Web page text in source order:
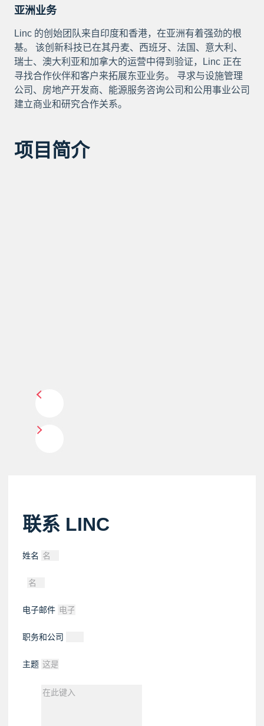
亚洲业务
Linc 的创始团队来自印度和香港，在亚洲有着强劲的根
基。 该创新科技已在其丹麦、西班牙、法国、意大利、
瑞士、澳大利亚和加拿大的运营中得到验证，Linc 正在
寻找合作伙伴和客户来拓展东亚业务。 寻求与设施管理
公司、房地产开发商、能源服务咨询公司和公用事业公司
建立商业和研究合作关系。
项目简介
联系 LINC
姓名
电子邮件
职务和公司
主题